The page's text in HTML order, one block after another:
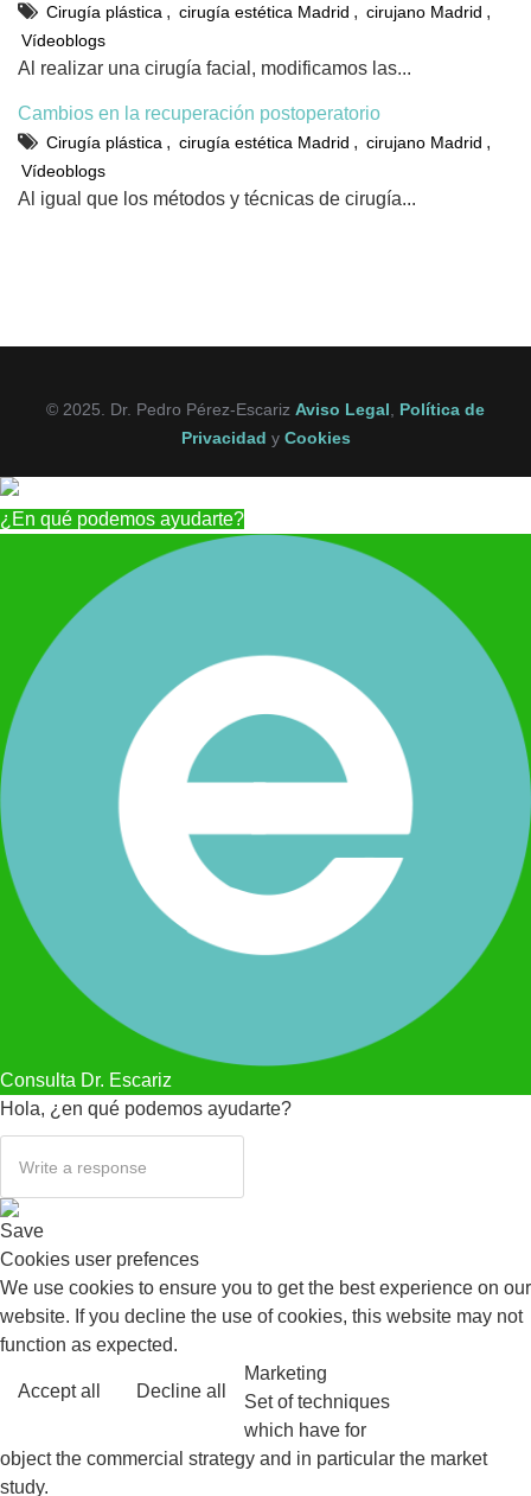
Cirugía plástica , cirugía estética Madrid , cirujano Madrid ,
Vídeoblogs
Al realizar una cirugía facial, modificamos las...
Cambios en la recuperación postoperatorio
Cirugía plástica , cirugía estética Madrid , cirujano Madrid ,
Vídeoblogs
Al igual que los métodos y técnicas de cirugía...
© 2025. Dr. Pedro Pérez-Escariz Aviso Legal, Política de
Privacidad y Cookies
¿En qué podemos ayudarte?
Consulta Dr. Escariz
Hola, ¿en qué podemos ayudarte?
Save
Cookies user prefences
We use cookies to ensure you to get the best experience on our
website. If you decline the use of cookies, this website may not
function as expected.
Accept all Decline all
Marketing
Set of techniques
which have for
object the commercial strategy and in particular the market
study.